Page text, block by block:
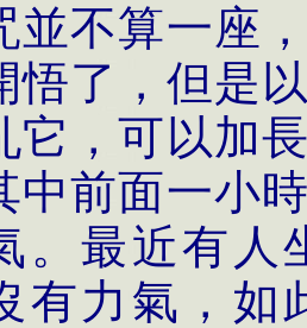
並不算一座
悟了，但是
它，可以加
中前面一小
。最近有人
有力氣，如